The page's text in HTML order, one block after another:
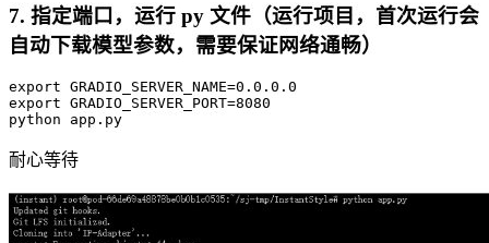
7. 指定端口，运行 py 文件（运行项目，首次运行会
自动下载模型参数，需要保证网络通畅）
export GRADIO_SERVER_NAME=0.0.0.0
export GRADIO_SERVER_PORT=8080
耐心等待